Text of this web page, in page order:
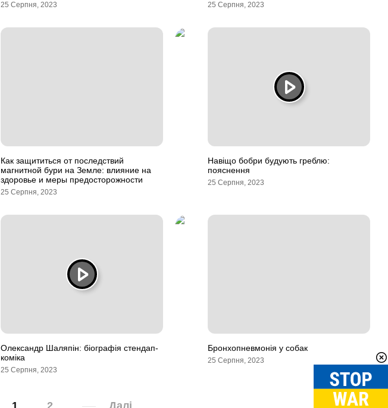
25 Серпня, 2023 25 Серпня, 2023
Как защититься от последствий
магнитной бури на Земле: влияние на
здоровье и меры предосторожности
25 Серпня, 2023
Навіщо бобри будують греблю:
пояснення
25 Серпня, 2023
Олександр Шаляпін: біографія стендап-
коміка
25 Серпня, 2023
Бронхопневмонія у собак
25 Серпня, 2023
1 2 Далі